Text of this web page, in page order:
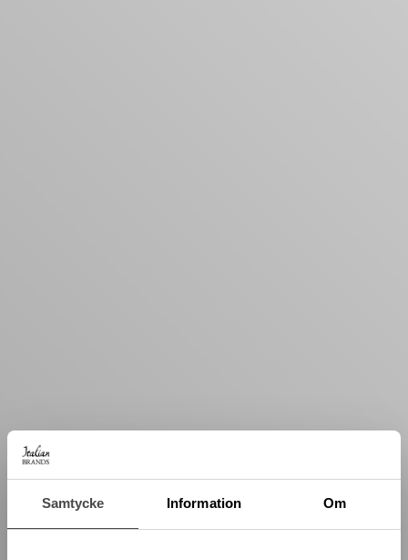
Samtycke Information Om